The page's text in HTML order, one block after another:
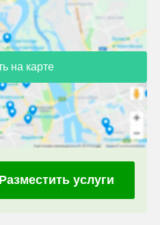
на карте
Разместить услуги